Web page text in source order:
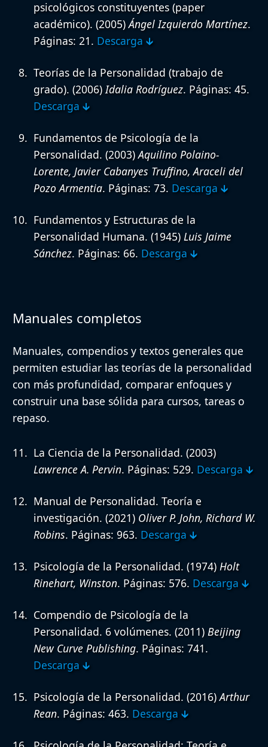
psicológicos constituyentes (paper
académico). (2005)Ángel Izquierdo Martínez.
Páginas: 21. Descarga 🡳
Teorías de la Personalidad (trabajo de
grado). (2006)Idalia Rodríguez. Páginas: 45.
Descarga 🡳
Fundamentos de Psicología de la
Personalidad. (2003)Aquilino Polaino-
Lorente, Javier Cabanyes Truffino, Araceli del
Pozo Armentia. Páginas: 73. Descarga 🡳
Fundamentos y Estructuras de la
Personalidad Humana. (1945) Luis Jaime
Sánchez. Páginas: 66. Descarga 🡳
Manuales completos
Manuales, compendios y textos generales que
permiten estudiar las teorías de la personalidad
con más profundidad, comparar enfoques y
construir una base sólida para cursos, tareas o
repaso.
La Ciencia de la Personalidad. (2003)
Lawrence A. Pervin. Páginas: 529. Descarga 🡳
Manual de Personalidad. Teoría e
investigación. (2021) Oliver P. John, Richard W.
Robins. Páginas: 963. Descarga 🡳
Psicología de la Personalidad. (1974) Holt
Rinehart, Winston. Páginas: 576. Descarga 🡳
Compendio de Psicología de la
Personalidad. 6 volúmenes. (2011) Beijing
New Curve Publishing. Páginas: 741.
Descarga 🡳
Psicología de la Personalidad. (2016)Arthur
Rean. Páginas: 463. Descarga 🡳